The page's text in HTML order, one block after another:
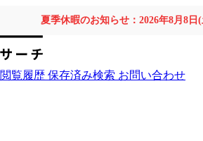
夏季休暇のお知らせ：2026年8月8
閲覧履歴 保存済み検索 お問い合わせ